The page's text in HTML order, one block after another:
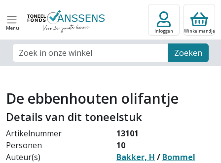
Menu
Zoek veld Zoeken
Inloggen Winkelmandje
De ebbenhouten olifantje
Details van dit toneelstuk
Artikelnummer
13101
Personen
10
Auteur(s)
Bakker, H / Bommel